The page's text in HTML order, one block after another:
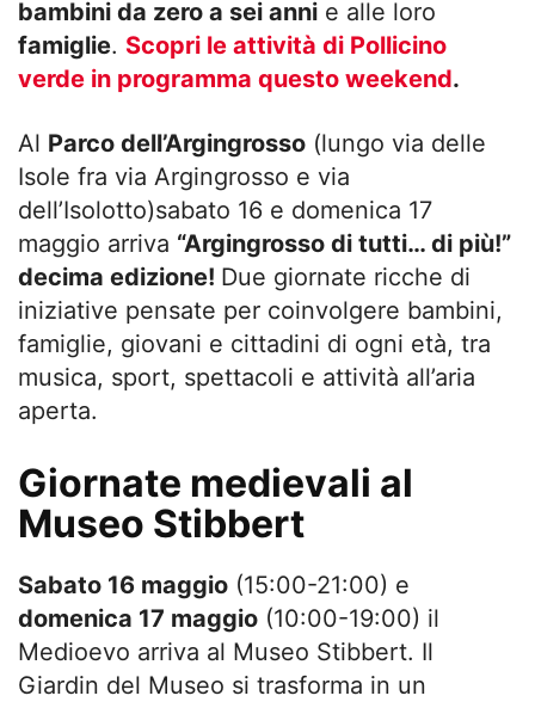
bambini da zero a sei anni e alle loro
famiglie. Scopri le attività di Pollicino
verde in programma questo weekend.
Al Parco dell’Argingrosso (lungo via delle
Isole fra via Argingrosso e via
dell’Isolotto)sabato 16 e domenica 17
maggio arriva “Argingrosso di tutti… di più!”
decima edizione! Due giornate ricche di
iniziative pensate per coinvolgere bambini,
famiglie, giovani e cittadini di ogni età, tra
musica, sport, spettacoli e attività all’aria
aperta.
Giornate medievali al
Museo Stibbert
Sabato 16 maggio (15:00-21:00) e
domenica 17 maggio (10:00-19:00) il
Medioevo arriva al Museo Stibbert. Il
Giardin del Museo si trasforma in un